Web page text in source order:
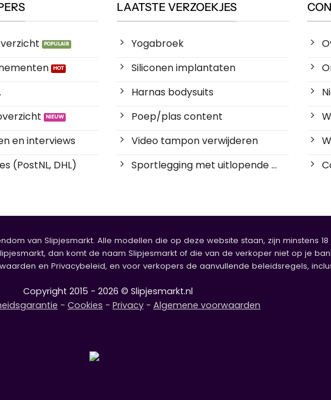
en interviews
(PostNL, DHL)
LAATSTE VERZOEKJES
Yogabroek
Siliconen implantaten
Harnas bodysuits
Poep/plas content
Video tampon verwijderen
Sportlegging met uitlopende ...
van Slipjesmarkt. Alle modellen die op deze website staan, zijn minstens
dan komt de naam Slipjesmarkt of die van de verkoper niet op je
en Privacybeleid, en voor verkopers de aanvullende beleidsregels,
Copyright 2015 - 2026 © Slipjesmarkt.nl
- Cookies - Privacy - Algemene voorwaarden